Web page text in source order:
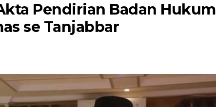
Pendirian Badan Hukum
se Tanjabbar